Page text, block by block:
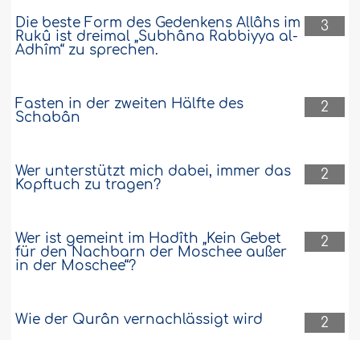
3
Die beste Form des Gedenkens Allâhs im
Rukû ist dreimal „Subhâna Rabbiyya al-
Adhîm“ zu sprechen.
2
Fasten in der zweiten Hälfte des
Schabân
2
Wer unterstützt mich dabei, immer das
Kopftuch zu tragen?
2
Wer ist gemeint im Hadîth „Kein Gebet
für den Nachbarn der Moschee außer
in der Moschee“?
2
Wie der Qurân vernachlässigt wird